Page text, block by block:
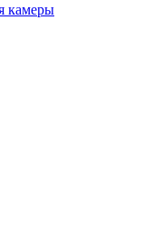
камеры